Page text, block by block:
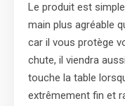
Le produit est
main plus agréable
car il vous protège
chute, il viendra
touche la table
extrêmement fin et